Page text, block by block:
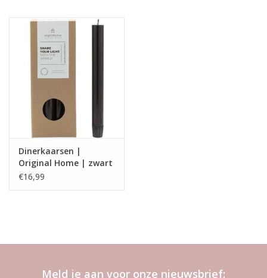
Dinerkaarsen |
Original Home | zwart
€16,99
Meld je aan voor onze nieuwsbrief: